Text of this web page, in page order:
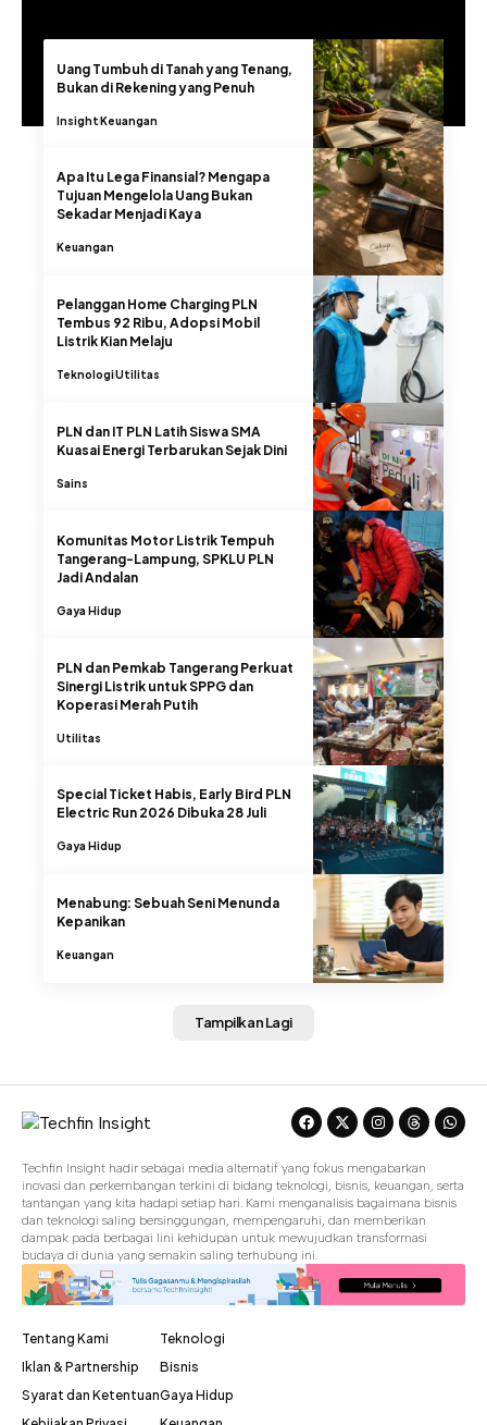
Uang Tumbuh di Tanah yang Tenang,
Bukan di Rekening yang Penuh
InsightKeuangan
Apa Itu Lega Finansial? Mengapa
Tujuan Mengelola Uang Bukan
Sekadar Menjadi Kaya
Keuangan
Pelanggan Home Charging PLN
Tembus 92 Ribu, Adopsi Mobil
Listrik Kian Melaju
TeknologiUtilitas
PLN dan IT PLN Latih Siswa SMA
Kuasai Energi Terbarukan Sejak Dini
Sains
Komunitas Motor Listrik Tempuh
Tangerang-Lampung, SPKLU PLN
Jadi Andalan
Gaya Hidup
PLN dan Pemkab Tangerang Perkuat
Sinergi Listrik untuk SPPG dan
Koperasi Merah Putih
Utilitas
Special Ticket Habis, Early Bird PLN
Electric Run 2026 Dibuka 28 Juli
Gaya Hidup
Menabung: Sebuah Seni Menunda
Kepanikan
Keuangan
Tampilkan Lagi
Techfin Insight hadir sebagai media alternatif yang fokus mengabarkan
inovasi dan perkembangan terkini di bidang teknologi, bisnis, keuangan, serta
tantangan yang kita hadapi setiap hari. Kami menganalisis bagaimana bisnis
dan teknologi saling bersinggungan, mempengaruhi, dan memberikan
dampak pada berbagai lini kehidupan untuk mewujudkan transformasi
budaya di dunia yang semakin saling terhubung ini.
Tentang Kami
Iklan & Partnership
Syarat dan Ketentuan
Teknologi
Bisnis
Gaya Hidup